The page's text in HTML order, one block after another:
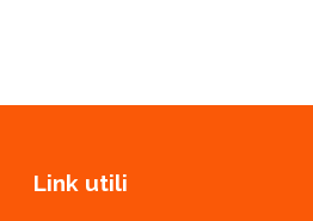
Link utili